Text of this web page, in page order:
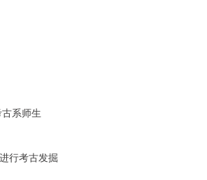
系师生
行考古发掘